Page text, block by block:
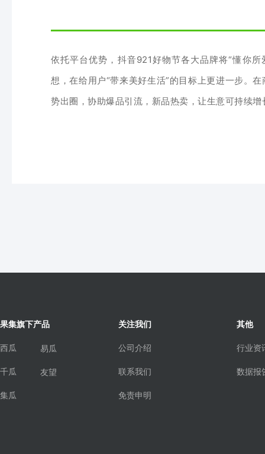
依托平台优势，抖音921好物节各大品牌将“懂你
想，在给用户“带来美好生活”的目标上更进一步。
势出圈，协助爆品引流，新品热卖， 让生意可持续增
果集旗下产品
西瓜
千瓜
集瓜
易瓜
友望
关注我们
公司介绍
联系我们
免责申明
其他
行业资
数据报